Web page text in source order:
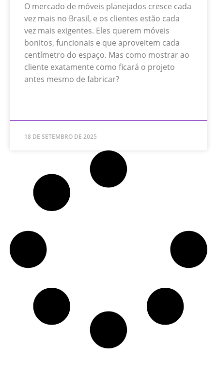
O mercado de móveis planejados cresce cada
vez mais no Brasil, e os clientes estão cada
vez mais exigentes. Eles querem móveis
bonitos, funcionais e que aproveitem cada
centímetro do espaço. Mas como mostrar ao
cliente exatamente como ficará o projeto
antes mesmo de fabricar?
18 DE SETEMBRO DE 2025